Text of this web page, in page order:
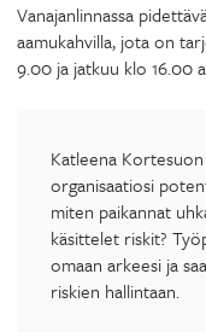
Vanajanlinnassa
aamukahvilla, jota on
9.00 ja jatkuu klo 16.00
Katleena
organisaatiosi
miten paikannat
käsittelet riskit?
omaan arkeesi ja
riskien hallintaan.